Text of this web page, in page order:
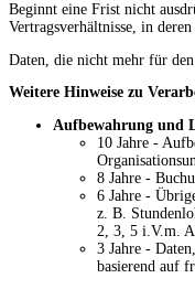
Beginnt eine Frist nicht
Vertragsverhältnisse, in
Daten, die nicht mehr für
Weitere Hinweise zu
Aufbewahrung und
10 Jahre -
8 Jahre -
6 Jahre -
z. B.
2, 3, 5 i.V.m.
3 Jahre -
basierend auf